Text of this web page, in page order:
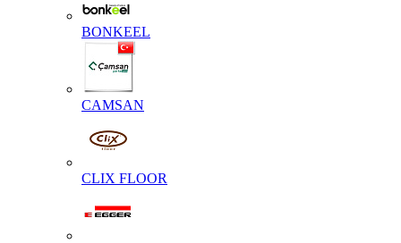
BONKEEL
CAMSAN
CLIX FLOOR